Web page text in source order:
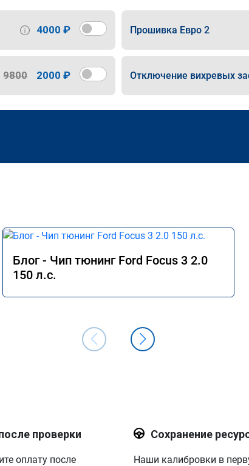
4000 ₽ Прошивка Евро 2
9800 2000 ₽ Отключение вихревых
Блог - Чип тюнинг Ford Focus 3 2.0
150 л.с.
проверки
оплату после
Сохранение
Наши калибровки в